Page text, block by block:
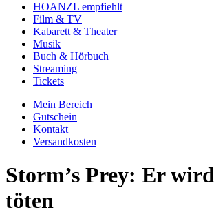
HOANZL empfiehlt
Film & TV
Kabarett & Theater
Musik
Buch & Hörbuch
Streaming
Tickets
Mein Bereich
Gutschein
Kontakt
Versandkosten
Storm’s Prey: Er
töten